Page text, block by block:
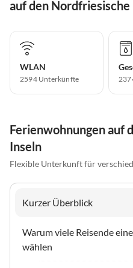
auf den Nordfriesische
WLAN
2594 Unterkünfte
Ferienwohnungen auf
Inseln
Flexible Unterkunft für
Kurzer Überblick
Warum viele Reisende
wählen